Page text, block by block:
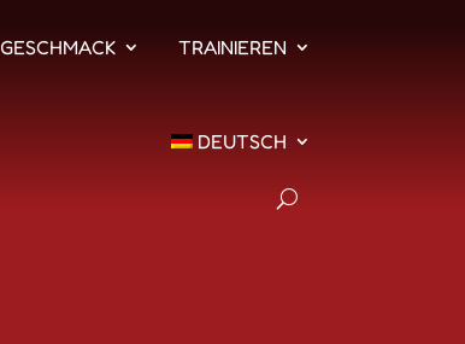
GESCHMACK TRAINIEREN
DEUTSCH